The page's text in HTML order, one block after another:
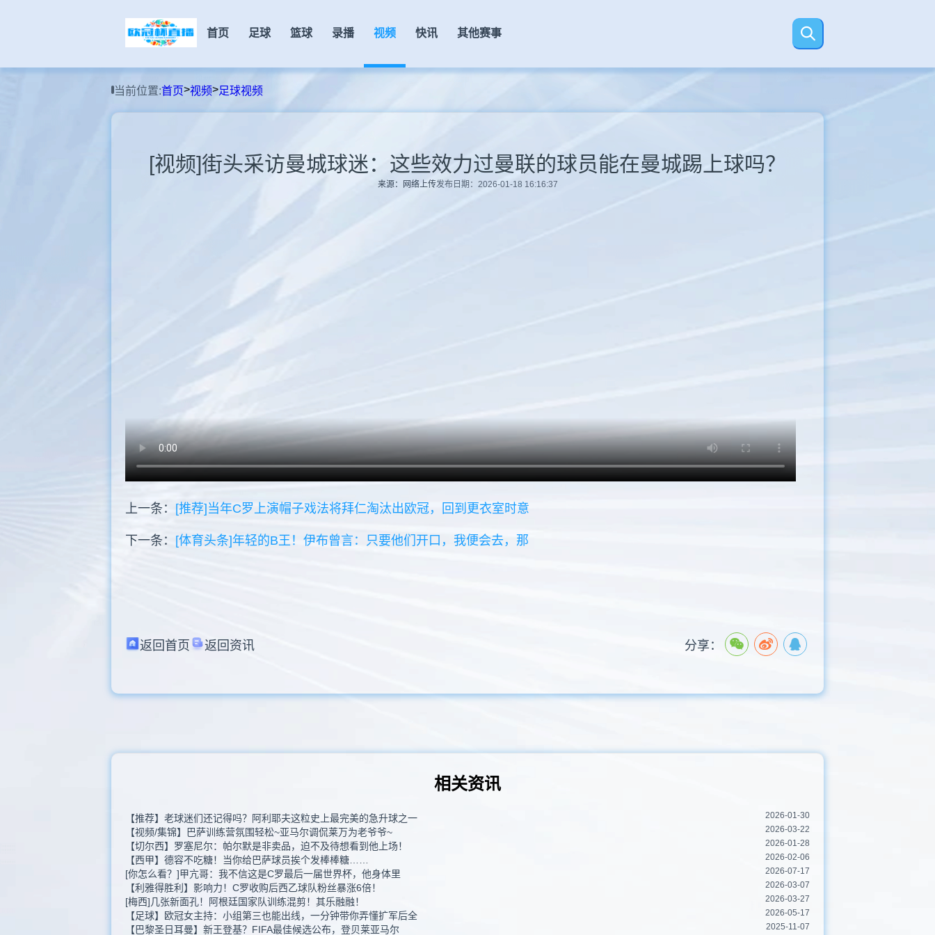
首页 足球 篮球 录播 视频 快讯 其他赛事
当前位置:首页>视频>足球视频
[视频]街头采访曼城球迷：这些效力过曼联的球员能在曼城踢上球吗？
来源：网络上传发布日期：2026-01-18 16:16:37
上一条： [推荐]当年C罗上演帽子戏法将拜仁淘汰出欧冠，回到更衣室时意
下一条： [体育头条]年轻的B王！伊布曾言：只要他们开口，我便会去，那
返回首页 返回资讯 分享：
相关资讯
【推荐】老球迷们还记得吗？阿利耶夫这粒史上最完美的急升球之一 2026-01-30
【视频/集锦】巴萨训练营氛围轻松~亚马尔调侃莱万为老爷爷~ 2026-03-22
【切尔西】罗塞尼尔：帕尔默是非卖品，迫不及待想看到他上场！ 2026-01-28
【西甲】德容不吃糖！当你给巴萨球员挨个发棒棒糖…… 2026-02-06
[你怎么看？]甲亢哥：我不信这是C罗最后一届世界杯，他身体里 2026-07-17
【利雅得胜利】影响力！C罗收购后西乙球队粉丝暴涨6倍！ 2026-03-07
[梅西]几张新面孔！阿根廷国家队训练混剪！其乐融融！ 2026-03-27
【足球】欧冠女主持：小组第三也能出线，一分钟带你弄懂扩军后全 2026-05-17
【巴黎圣日耳曼】新王登基？FIFA最佳候选公布，登贝莱亚马尔 2025-11-07